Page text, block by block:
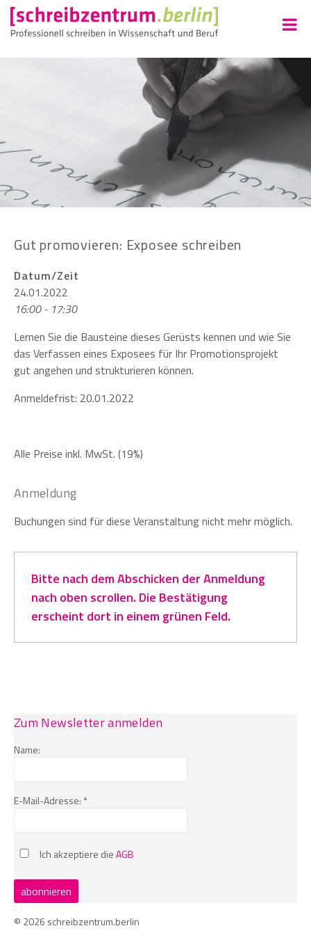
Gut promovieren: Exposee schreiben
Datum/Zeit
24.01.2022
16:00 - 17:30
Lernen Sie die Bausteine dieses Gerüsts kennen und wie Sie
das Verfassen eines Exposees für Ihr Promotionsprojekt
gut angehen und strukturieren können.
Anmeldefrist: 20.01.2022
Alle Preise inkl. MwSt. (19%)
Anmeldung
Buchungen sind für diese Veranstaltung nicht mehr möglich.
Bitte nach dem Abschicken der Anmeldung
nach oben scrollen. Die Bestätigung
erscheint dort in einem grünen Feld.
Zum Newsletter anmelden
Name:
E-Mail-Adresse: *
Ich akzeptiere dieAGB
© 2026 schreibzentrum.berlin